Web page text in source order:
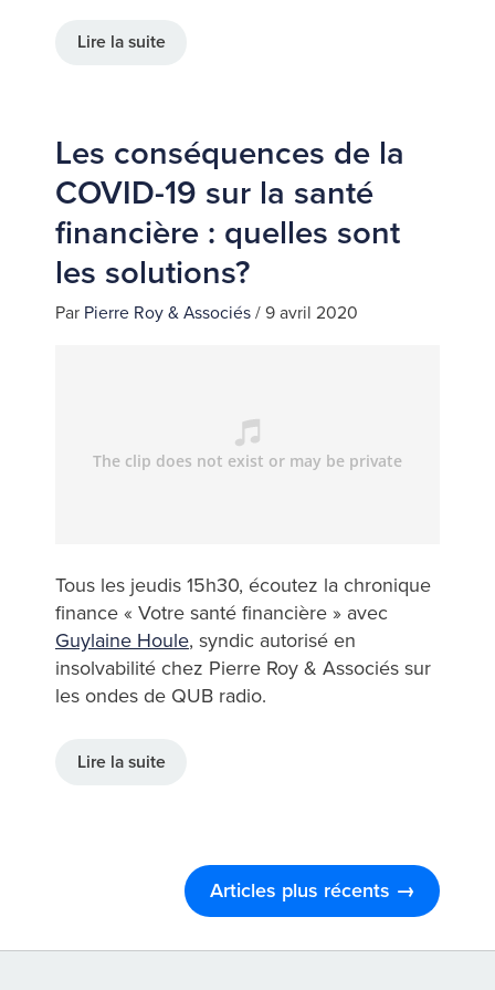
Lire la suite
Les conséquences de la
COVID-19 sur la santé
financière : quelles sont
les solutions?
Par Pierre Roy & Associés / 9 avril 2020
Tous les jeudis 15h30, écoutez la chronique
finance « Votre santé financière » avec
Guylaine Houle, syndic autorisé en
insolvabilité chez Pierre Roy & Associés sur
les ondes de QUB radio.
Lire la suite
Articles plus récents →